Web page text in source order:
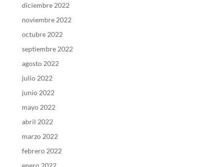
diciembre 2022
noviembre 2022
octubre 2022
septiembre 2022
agosto 2022
julio 2022
junio 2022
mayo 2022
abril 2022
marzo 2022
febrero 2022
enero 2022